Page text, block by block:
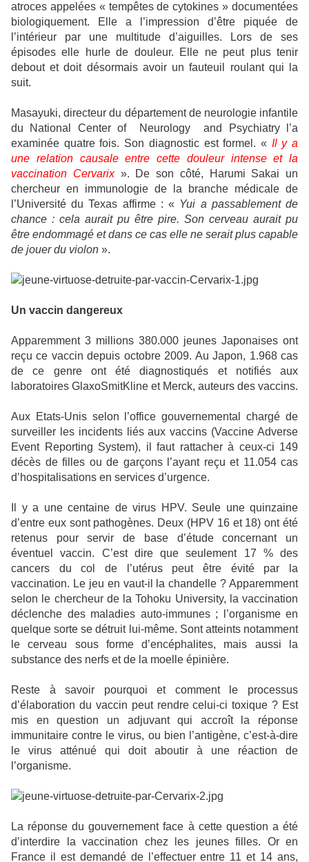
atroces appelées « tempêtes de cytokines » documentées
biologiquement. Elle a l’impression d’être piquée de
l’intérieur par une multitude d’aiguilles. Lors de ses
épisodes elle hurle de douleur. Elle ne peut plus tenir
debout et doit désormais avoir un fauteuil roulant qui la
suit.
Masayuki, directeur du département de neurologie infantile
du National Center of Neurology and Psychiatry l’a
examinée quatre fois. Son diagnostic est formel. « Il y a
une relation causale entre cette douleur intense et la
vaccination Cervarix». De son côté, Harumi Sakai un
chercheur en immunologie de la branche médicale de
l’Université du Texas affirme : « Yui a passablement de
chance : cela aurait pu être pire. Son cerveau aurait pu
être endommagé et dans ce cas elle ne serait plus capable
de jouer du violon ».
Un vaccin dangereux
Apparemment 3 millions 380.000 jeunes Japonaises ont
reçu ce vaccin depuis octobre 2009. Au Japon, 1.968 cas
de ce genre ont été diagnostiqués et notifiés aux
laboratoires GlaxoSmitKline et Merck, auteurs des vaccins.
Aux Etats-Unis selon l’office gouvernemental chargé de
surveiller les incidents liés aux vaccins (Vaccine Adverse
Event Reporting System), il faut rattacher à ceux-ci 149
décès de filles ou de garçons l’ayant reçu et 11.054 cas
d’hospitalisations en services d’urgence.
Il y a une centaine de virus HPV. Seule une quinzaine
d’entre eux sont pathogènes. Deux (HPV 16 et 18) ont été
retenus pour servir de base d’étude concernant un
éventuel vaccin. C’est dire que seulement 17 % des
cancers du col de l’utérus peut être évité par la
vaccination. Le jeu en vaut-il la chandelle ? Apparemment
selon le chercheur de la Tohoku University, la vaccination
déclenche des maladies auto-immunes ; l’organisme en
quelque sorte se détruit lui-même. Sont atteints notamment
le cerveau sous forme d’encéphalites, mais aussi la
substance des nerfs et de la moelle épinière.
Reste à savoir pourquoi et comment le processus
d’élaboration du vaccin peut rendre celui-ci toxique ? Est
mis en question un adjuvant qui accroît la réponse
immunitaire contre le virus, ou bien l’antigène, c’est-à-dire
le virus atténué qui doit aboutir à une réaction de
l’organisme.
La réponse du gouvernement face à cette question a été
d’interdire la vaccination chez les jeunes filles. Or en
France il est demandé de l’effectuer entre 11 et 14 ans,